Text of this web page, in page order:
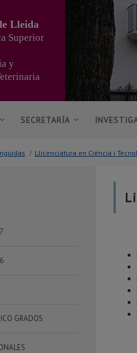
Lleida
Superior
y
SECRETARÍA
/ Llicenciatura en Ciència i
GRADOS